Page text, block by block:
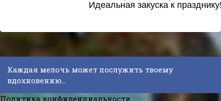
Идеальная закуска к
Каждая мелочь может послужить твоему
вдохновению...
Политика конфиденциальности